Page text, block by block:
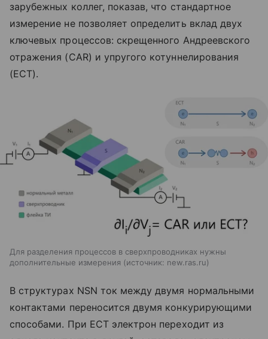
зарубежных коллег, показав, что стандартное
измерение не позволяет определить вклад двух
ключевых процессов: скрещенного Андреевского
отражения (CAR) и упругого котуннелирования
(ECT).
Для разделения процессов в сверхпроводниках нужны
дополнительные измерения
источник: new.ras.ru
В структурах NSN ток между двумя нормальными
контактами переносится двумя конкурирующими
способами. При ECT электрон переходит из